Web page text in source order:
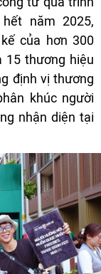
năm 2025,
của hơn 300
15 thương hiệu
định vị thương
khúc người
nhận diện tại